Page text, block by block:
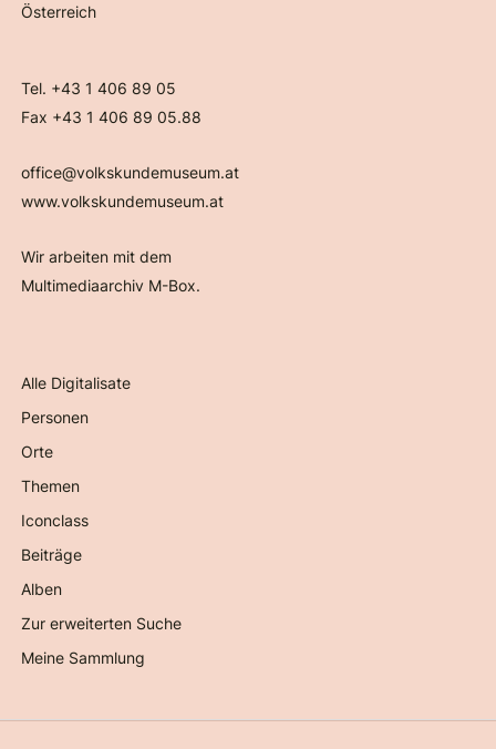
Österreich
Tel. +43 1 406 89 05
Fax +43 1 406 89 05.88
office@volkskundemuseum.at
www.volkskundemuseum.at
Wir arbeiten mit dem
Multimediaarchiv M-Box.
Alle Digitalisate
Personen
Orte
Themen
Iconclass
Beiträge
Alben
Zur erweiterten Suche
Meine Sammlung